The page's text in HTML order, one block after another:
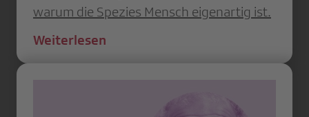
warum die Spezies Mensch eigenartig ist.
Weiterlesen